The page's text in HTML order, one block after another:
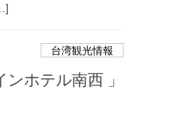
台湾観光情報
ホテル南西 」